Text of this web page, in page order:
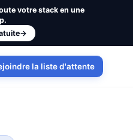
votre stack en une
→
la liste d'attente